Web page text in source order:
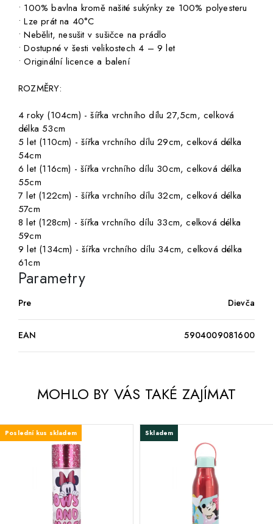
• 100% bavlna kromě našité sukýnky ze 100% polyesteru
• Lze prát na 40°C
• Nebělit, nesušit v sušičce na prádlo
• Dostupné v šesti velikostech 4 – 9 let
• Originální licence a balení
ROZMĚRY:
4 roky (104cm) - šířka vrchního dílu 27,5cm, celková
délka 53cm
5 let (110cm) - šířka vrchního dílu 29cm, celková délka
54cm
6 let (116cm) - šířka vrchního dílu 30cm, celková délka
55cm
7 let (122cm) - šířka vrchního dílu 32cm, celková délka
57cm
8 let (128cm) - šířka vrchního dílu 33cm, celková délka
59cm
9 let (134cm) - šířka vrchního dílu 34cm, celková délka
61cm
Parametry
Pre Dievča
EAN 5904009081600
MOHLO BY VÁS TAKÉ ZAJÍMAT
Poslední kus skladem Skladem